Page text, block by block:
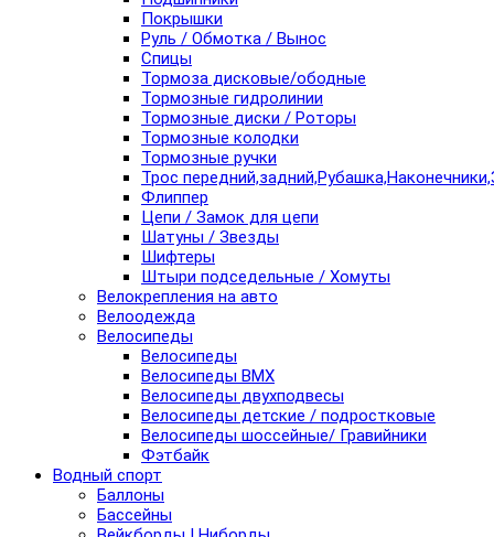
Покрышки
Руль / Обмотка / Вынос
Спицы
Тормоза дисковые/ободные
Тормозные гидролинии
Тормозные диски / Роторы
Тормозные колодки
Тормозные ручки
Трос
Флиппер
Цепи / Замок для цепи
Шатуны / Звезды
Шифтеры
Штыри подседельные / Хомуты
Велокрепления на авто
Велоодежда
Велосипеды
Велосипеды
Велосипеды BMX
Велосипеды двухподвесы
Велосипеды детские / подростковые
Велосипеды шоссейные/ Гравийники
Фэтбайк
Водный спорт
Баллоны
Бассейны